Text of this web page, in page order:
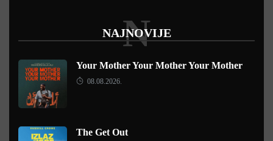
NAJNOVIJE
N
Your Mother Your Mother Your Mother
08.08.2026.
The Get Out